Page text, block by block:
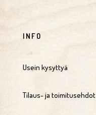
INFO
Usein kysyttyä
Tilaus- ja toimitusehdot